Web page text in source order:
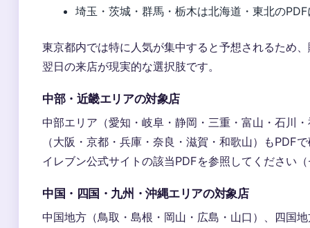
埼玉・茨城・群馬・栃木は北海道・東北の
東京都内では特に人気が集中すると予想されるため
翌日の来店が現実的な選択肢です。
中部・近畿エリアの対象店
中部エリア（愛知・岐阜・静岡・三重・富山・石川
（大阪・京都・兵庫・奈良・滋賀・和歌山）もPDF
イレブン公式サイトの該当PDFを参照してください
中国・四国・九州・沖縄エリアの対象店
中国地方（鳥取・島根・岡山・広島・山口）、四国